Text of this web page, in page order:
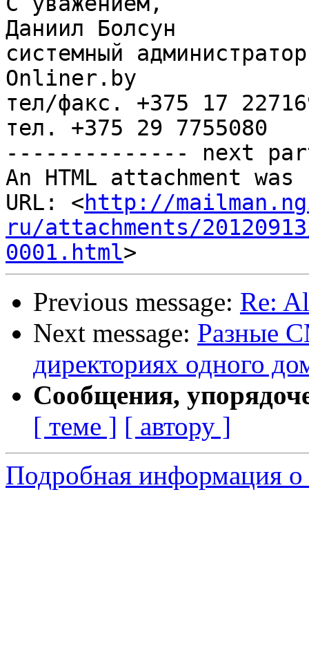
Даниил Болсун
системный администратор
Onliner.by
тел/факс. +375 17
тел. +375 29 7755080
-------------- next
An HTML attachment
URL: <http://
ru/attachments/
0001.html
Previous message: Re:
Next message: Разные
директориях одного
Сообщения,
[ теме ] [ автору ]
Подробная информация